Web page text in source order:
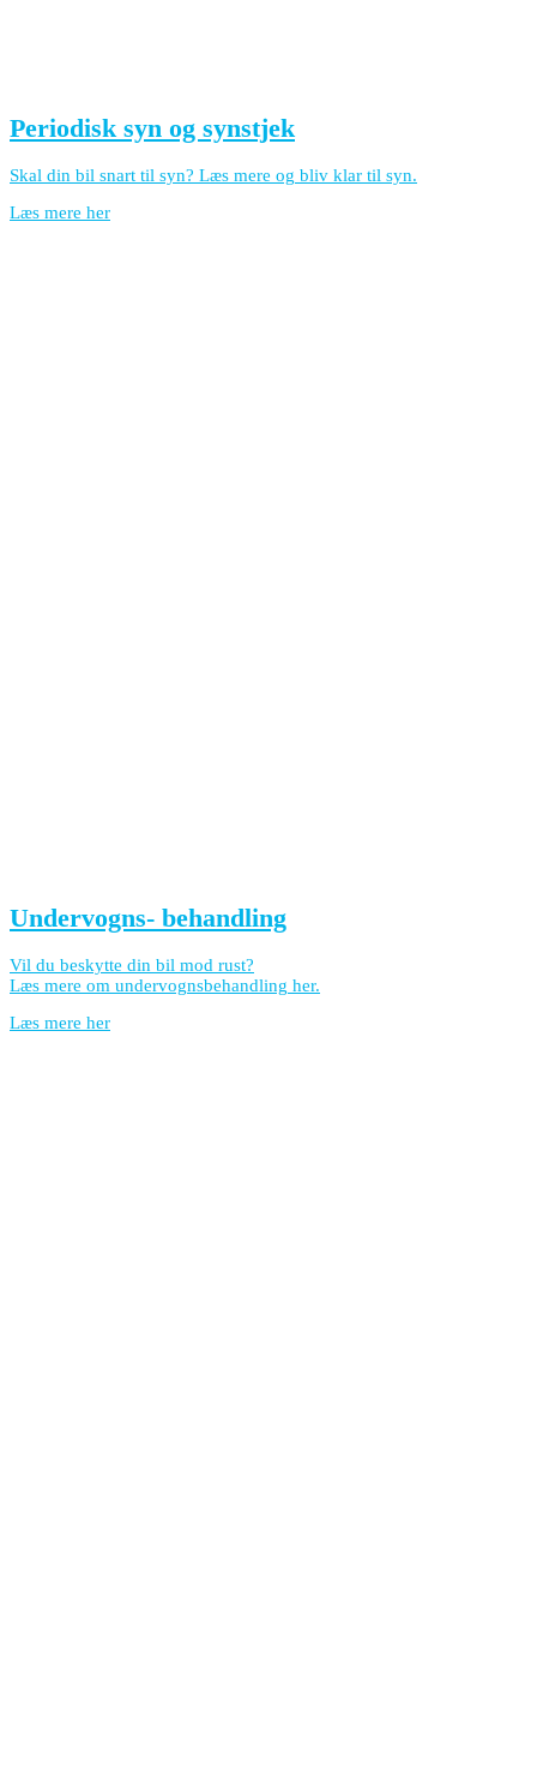
Periodisk syn og synstjek
Skal din bil snart til syn? Læs mere og bliv klar til syn.
Læs mere her
Undervogns- behandling
Vil du beskytte din bil mod rust?
Læs mere om undervognsbehandling her.
Læs mere her